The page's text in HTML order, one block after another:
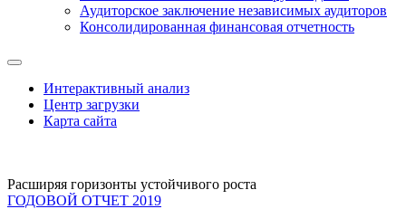
Аудиторское заключение независимых аудиторов
Консолидированная финансовая отчетность
Интерактивный анализ
Центр загрузки
Карта сайта
Расширяя горизонты устойчивого роста
ГОДОВОЙ ОТЧЕТ 2019